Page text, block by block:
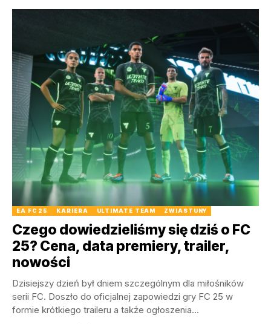
EA FC 25 KARIERA ULTIMATE TEAM ZWIASTUNY
Czego dowiedzieliśmy się dziś o FC
25? Cena, data premiery, trailer,
nowości
Dzisiejszy dzień był dniem szczególnym dla miłośników
serii FC. Doszło do oficjalnej zapowiedzi gry FC 25 w
formie krótkiego traileru a także ogłoszenia...